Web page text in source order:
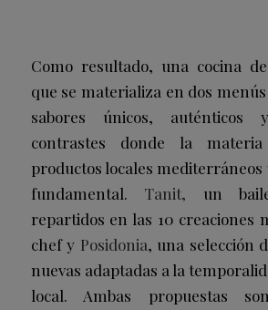
Como resultado, una cocina
que se materializa en dos
sabores únicos, auténticos
contrastes donde la
productos locales
fundamental. Tanit, un
repartidos en las 10 creaciones
chef y Posidonia, una selección
nuevas adaptadas a la
local. Ambas propuestas